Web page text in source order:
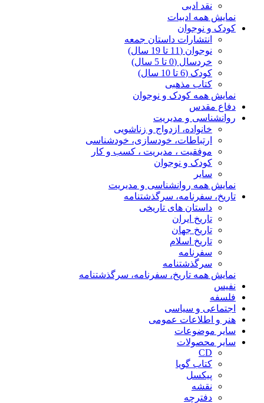
نقد ادبی
نمایش همه ادبیات
کودک و نوجوان
انتشارات داستان جمعه
نوجوان (11 تا 19 سال)
خردسال (0 تا 5 سال)
کودک (6 تا 10 سال)
کتاب مذهبی
نمایش همه کودک و نوجوان
دفاع مقدس
روانشناسی و مدیریت
خانواده، ازدواج و زناشویی
ارتباطات، خودسازی، خودشناسی
موفقیت ، مدیریت ، کسب و کار
کودک و نوجوان
سایر
نمایش همه روانشناسی و مدیریت
تاریخ، سفرنامه، سرگذشتنامه
داستان های تاریخی
تاریخ ایران
تاریخ جهان
تاریخ اسلام
سفرنامه
سرگذشتنامه
نمایش همه تاریخ، سفرنامه، سرگذشتنامه
نفیس
فلسفه
اجتماعی و سیاسی
هنر و اطلاعات عمومی
سایر موضوعات
سایر محصولات
CD
کتاب گویا
پیکسل
نقشه
دفترچه